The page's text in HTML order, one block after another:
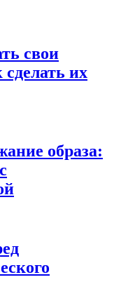
свои
их
образа: